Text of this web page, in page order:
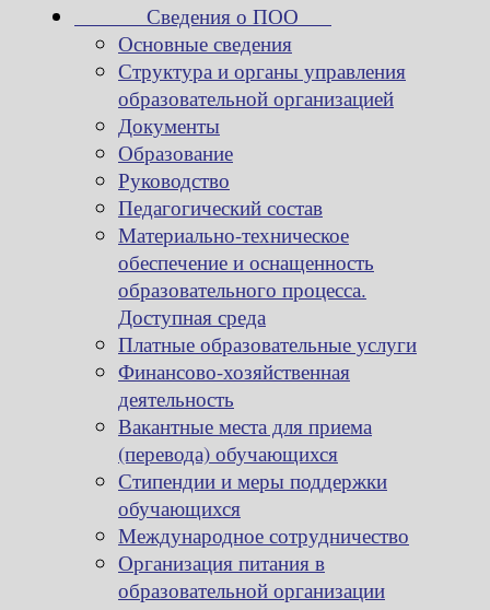
Сведения о ПОО
Основные сведения
Структура и органы управления
образовательной организацией
Документы
Образование
Руководство
Педагогический состав
Материально-техническое
обеспечение и оснащенность
образовательного процесса.
Доступная среда
Платные образовательные услуги
Финансово-хозяйственная
деятельность
Вакантные места для приема
(перевода) обучающихся
Стипендии и меры поддержки
обучающихся
Международное сотрудничество
Организация питания в
образовательной организации